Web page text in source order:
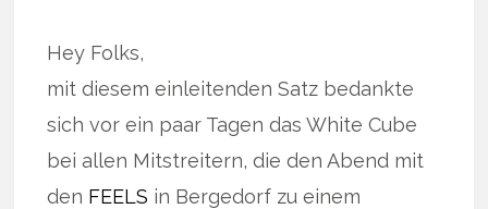
Hey Folks,
mit diesem einleitenden Satz bedankte
sich vor ein paar Tagen das White Cube
bei allen Mitstreitern, die den Abend mit
den FEELS in Bergedorf zu einem